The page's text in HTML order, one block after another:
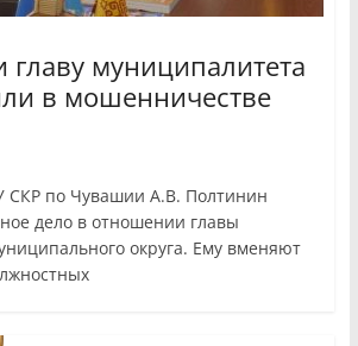
муниципалитета
в мошенничестве
СКР по Чувашии А.В. Полтинин
дело в отношении главы
округа. Ему вменяют